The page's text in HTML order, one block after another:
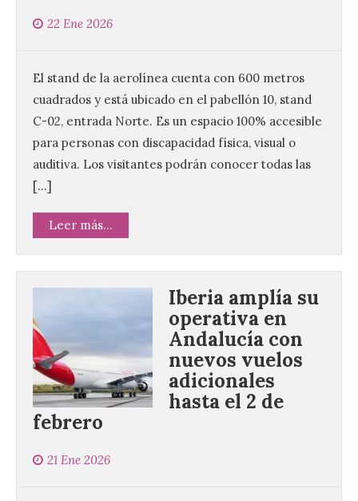
22 Ene 2026
El stand de la aerolínea cuenta con 600 metros
cuadrados y está ubicado en el pabellón 10, stand
C-02, entrada Norte. Es un espacio 100% accesible
para personas con discapacidad física, visual o
auditiva. Los visitantes podrán conocer todas las
[…]
Leer más...
Iberia amplía su
operativa en
Andalucía con
nuevos vuelos
adicionales
hasta el 2 de
febrero
21 Ene 2026